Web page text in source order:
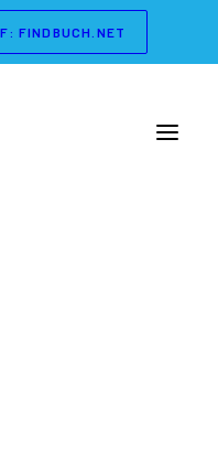
FINDBUCH.NET
Streisand.